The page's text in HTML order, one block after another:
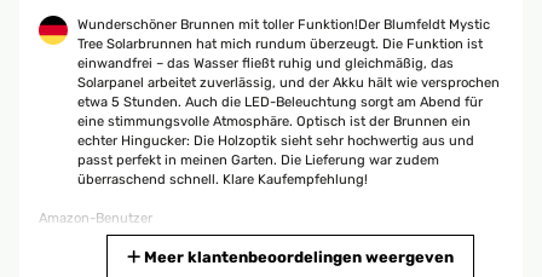
Wunderschöner Brunnen mit toller Funktion!Der Blumfeldt Mystic
Tree Solarbrunnen hat mich rundum überzeugt. Die Funktion ist
einwandfrei – das Wasser fließt ruhig und gleichmäßig, das
Solarpanel arbeitet zuverlässig, und der Akku hält wie versprochen
etwa 5 Stunden. Auch die LED-Beleuchtung sorgt am Abend für
eine stimmungsvolle Atmosphäre. Optisch ist der Brunnen ein
echter Hingucker: Die Holzoptik sieht sehr hochwertig aus und
passt perfekt in meinen Garten. Die Lieferung war zudem
überraschend schnell. Klare Kaufempfehlung!
Amazon-Benutzer
Meer klantenbeoordelingen weergeven